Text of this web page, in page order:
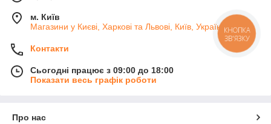
м. Київ
Магазини у Києві, Харкові та Львові, Київ, Україна
Контакти
Сьогодні працює з 09:00 до 18:00
Показати весь графік роботи
Про нас
КНОПКА
ЗВ'ЯЗКУ